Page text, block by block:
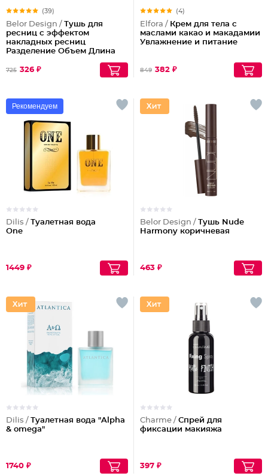
(39)
Belor Design / Тушь для
ресниц с эффектом
накладных ресниц
Разделение Объем Длина
725 326 ₽
(4)
Elfora / Крем для тела с
маслами какао и макадамии
Увлажнение и питание
849 382 ₽
Рекомендуем
Dilis / Туалетная вода
One
1449 ₽
Belor Design / Тушь Nude
Harmony коричневая
463 ₽
Dilis / Туалетная вода "Alpha
& omega"
1740 ₽
Charme / Спрей для
фиксации макияжа
397 ₽